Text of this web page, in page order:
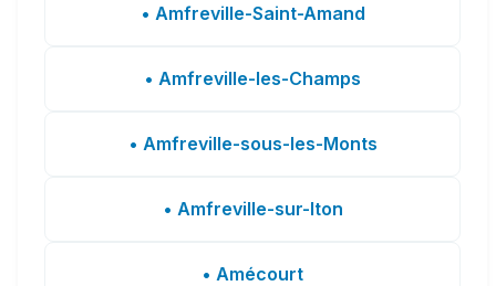
• Amfreville-Saint-Amand
• Amfreville-les-Champs
• Amfreville-sous-les-Monts
• Amfreville-sur-Iton
• Amécourt